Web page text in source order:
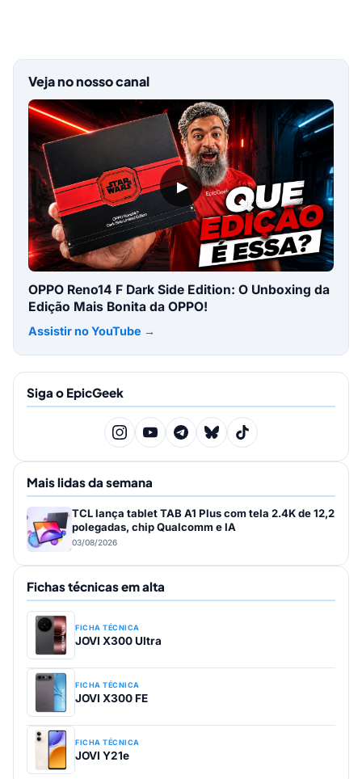
Veja no nosso canal
▶
OPPO Reno14 F Dark Side Edition: O Unboxing da
Edição Mais Bonita da OPPO!
Assistir no YouTube →
Siga o EpicGeek
Mais lidas da semana
TCL lança tablet TAB A1 Plus com tela 2.4K de 12,2
polegadas, chip Qualcomm e IA
03/08/2026
Fichas técnicas em alta
FICHA TÉCNICA
JOVI X300 Ultra
FICHA TÉCNICA
JOVI X300 FE
FICHA TÉCNICA
JOVI Y21e